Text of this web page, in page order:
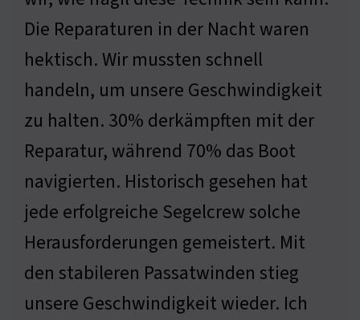
Die Reparaturen in der Nacht waren
hektisch. Wir mussten schnell
handeln, um unsere Geschwindigkeit
zu halten. 30% derkämpften mit der
Reparatur, während 70% das Boot
navigierten. Historisch gesehen hat
jede erfolgreiche Segelcrew solche
Herausforderungen gemeistert. Mit
den stabileren Passatwinden stieg
unsere Geschwindigkeit wieder. Ich